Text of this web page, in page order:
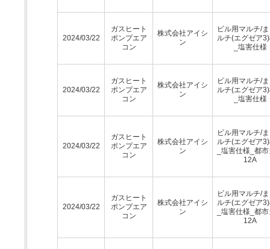
2024/03/22
ガスヒート
ポンプエア
コン
株式会社アイシ
ン
ビル用マルチ/
ルチ(エグゼア
_塩害仕様
2024/03/22
ガスヒート
ポンプエア
コン
株式会社アイシ
ン
ビル用マルチ/
ルチ(エグゼア
_塩害仕様
2024/03/22
ガスヒート
ポンプエア
コン
株式会社アイシ
ン
ビル用マルチ/
ルチ(エグゼア
_塩害仕様_都
12A
2024/03/22
ガスヒート
ポンプエア
コン
株式会社アイシ
ン
ビル用マルチ/
ルチ(エグゼア
_塩害仕様_都
12A